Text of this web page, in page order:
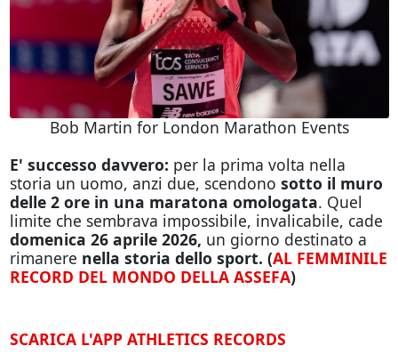
Bob Martin for London Marathon Events
E' successo davvero: per la prima volta nella
storia un uomo, anzi due, scendono sotto il muro
delle 2 ore in una maratona omologata. Quel
limite che sembrava impossibile, invalicabile, cade
domenica 26 aprile 2026, un giorno destinato a
rimanere nella storia dello sport. (AL FEMMINILE
RECORD DEL MONDO DELLA ASSEFA)
SCARICA L'APP ATHLETICS RECORDS